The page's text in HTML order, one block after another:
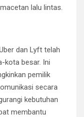
lalu lintas.
dan Lyft telah
kota besar. Ini
pemilik
secara
kebutuhan
membantu